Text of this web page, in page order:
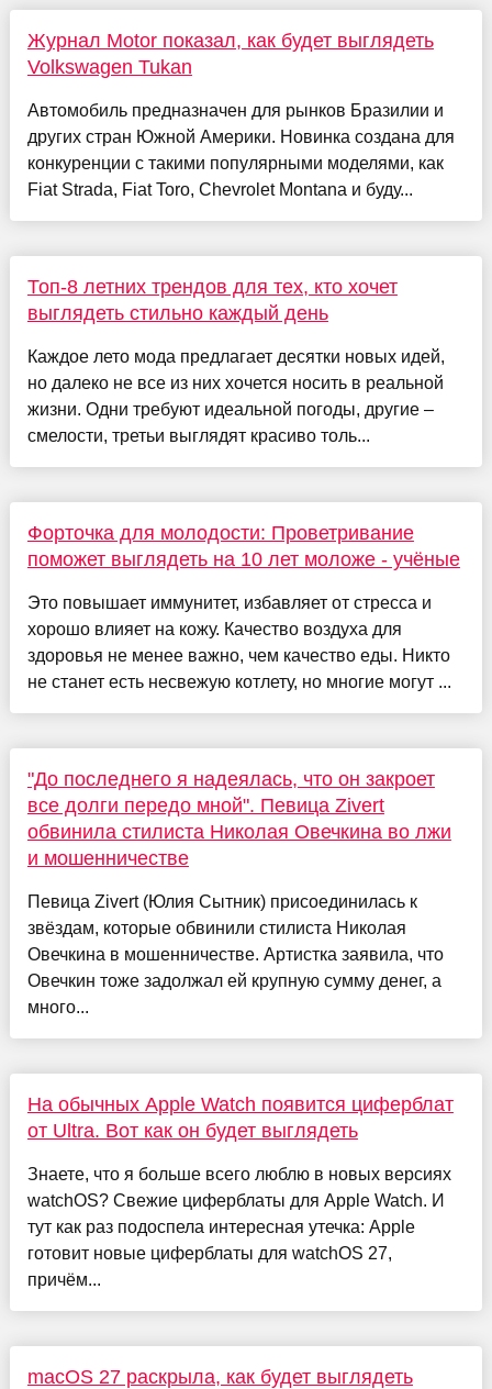
Журнал Motor показал, как будет выглядеть
Volkswagen Tukan
Автомобиль предназначен для рынков Бразилии и
других стран Южной Америки. Новинка создана для
конкуренции с такими популярными моделями, как
Fiat Strada, Fiat Toro, Chevrolet Montana и буду...
Топ-8 летних трендов для тех, кто хочет
выглядеть стильно каждый день
Каждое лето мода предлагает десятки новых идей,
но далеко не все из них хочется носить в реальной
жизни. Одни требуют идеальной погоды, другие –
смелости, третьи выглядят красиво толь...
Форточка для молодости: Проветривание
поможет выглядеть на 10 лет моложе - учёные
Это повышает иммунитет, избавляет от стресса и
хорошо влияет на кожу. Качество воздуха для
здоровья не менее важно, чем качество еды. Никто
не станет есть несвежую котлету, но многие могут ...
"До последнего я надеялась, что он закроет
все долги передо мной". Певица Zivert
обвинила стилиста Николая Овечкина во лжи
и мошенничестве
Певица Zivert (Юлия Сытник) присоединилась к
звёздам, которые обвинили стилиста Николая
Овечкина в мошенничестве. Артистка заявила, что
Овечкин тоже задолжал ей крупную сумму денег, а
много...
На обычных Apple Watch появится циферблат
от Ultra. Вот как он будет выглядеть
Знаете, что я больше всего люблю в новых версиях
watchOS? Свежие циферблаты для Apple Watch. И
тут как раз подоспела интересная утечка: Apple
готовит новые циферблаты для watchOS 27,
причём...
macOS 27 раскрыла, как будет выглядеть